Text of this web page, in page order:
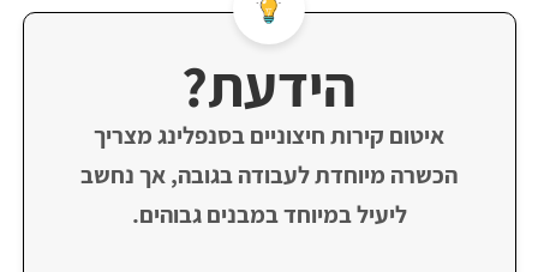
הידעת?
איטום קירות חיצוניים בסנפלינג מצריך
הכשרה מיוחדת לעבודה בגובה, אך נחשב
ליעיל במיוחד במבנים גבוהים.